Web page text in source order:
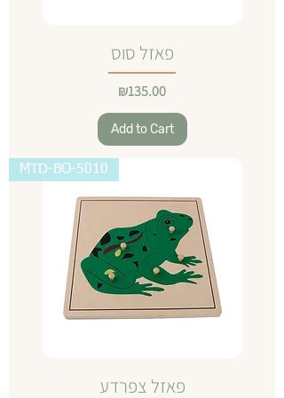
פאזל סוס
Price
₪135.00
Add to Cart
MTD-BO-5010
פאזל צפרדע